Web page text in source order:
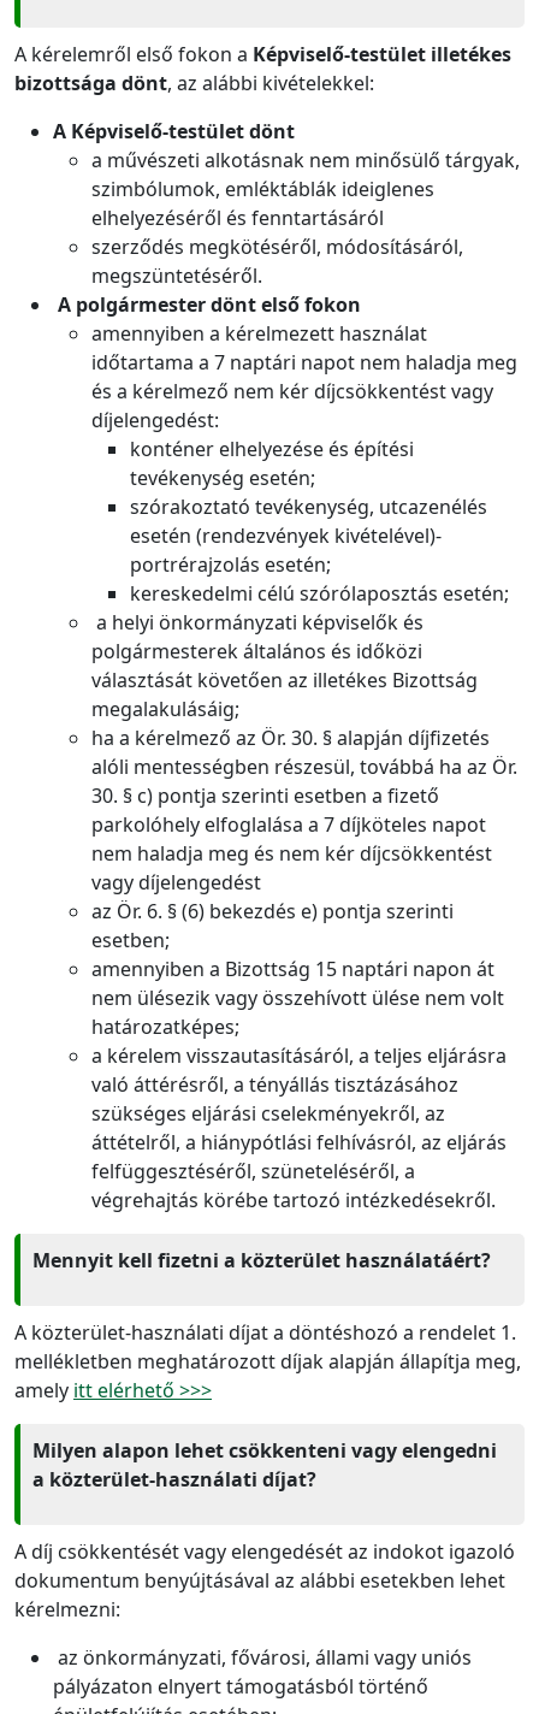
A kérelemről első fokon a Képviselő-testület illetékes
bizottsága dönt, az alábbi kivételekkel:
A Képviselő-testület dönt
a művészeti alkotásnak nem minősülő tárgyak,
szimbólumok, emléktáblák ideiglenes
elhelyezéséről és fenntartásáról
szerződés megkötéséről, módosításáról,
megszüntetéséről.
A polgármester dönt első fokon
amennyiben a kérelmezett használat
időtartama a 7 naptári napot nem haladja meg
és a kérelmező nem kér díjcsökkentést vagy
díjelengedést:
konténer elhelyezése és építési
tevékenység esetén;
szórakoztató tevékenység, utcazenélés
esetén (rendezvények kivételével)-
portrérajzolás esetén;
kereskedelmi célú szórólaposztás esetén;
a helyi önkormányzati képviselők és
polgármesterek általános és időközi
választását követően az illetékes Bizottság
megalakulásáig;
ha a kérelmező az Ör. 30. § alapján díjfizetés
alóli mentességben részesül, továbbá ha az Ör.
30. § c) pontja szerinti esetben a fizető
parkolóhely elfoglalása a 7 díjköteles napot
nem haladja meg és nem kér díjcsökkentést
vagy díjelengedést
az Ör. 6. § (6) bekezdés e) pontja szerinti
esetben;
amennyiben a Bizottság 15 naptári napon át
nem ülésezik vagy összehívott ülése nem volt
határozatképes;
a kérelem visszautasításáról, a teljes eljárásra
való áttérésről, a tényállás tisztázásához
szükséges eljárási cselekményekről, az
áttételről, a hiánypótlási felhívásról, az eljárás
felfüggesztéséről, szüneteléséről, a
végrehajtás körébe tartozó intézkedésekről.
Mennyit kell fizetni a közterület használatáért?
A közterület-használati díjat a döntéshozó a rendelet 1.
mellékletben meghatározott díjak alapján állapítja meg,
amely itt elérhető >>>
Milyen alapon lehet csökkenteni vagy elengedni
a közterület-használati díjat?
A díj csökkentését vagy elengedését az indokot igazoló
dokumentum benyújtásával az alábbi esetekben lehet
kérelmezni:
az önkormányzati, fővárosi, állami vagy uniós
pályázaton elnyert támogatásból történő